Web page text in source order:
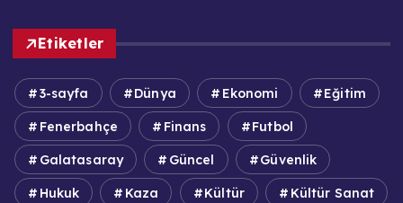
Etiketler
3-sayfa Dünya Ekonomi Eğitim
Fenerbahçe Finans Futbol
Galatasaray Güncel Güvenlik
Hukuk Kaza Kültür Kültür Sanat